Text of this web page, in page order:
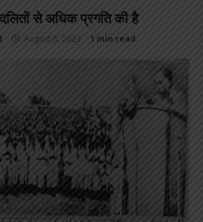
दलितों से अधिक प्रगति की है
August 8, 2023 1 min read